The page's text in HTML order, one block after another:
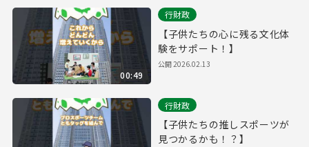
00:49
行財政
【子供たちの心に残る文化体
験をサポート！】
公開2026.02.13
行財政
【子供たちの推しスポーツが
見つかるかも！？】